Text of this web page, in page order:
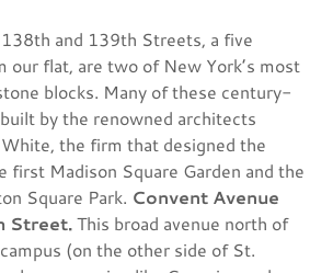
138th and 139th Streets, a five
our flat, are two of New York’s most
blocks. Many of these century-
by the renowned architects
the firm that designed the
first Madison Square Garden and the
Square Park. Convent Avenue
Street.This broad avenue north of
(on the other side of St.